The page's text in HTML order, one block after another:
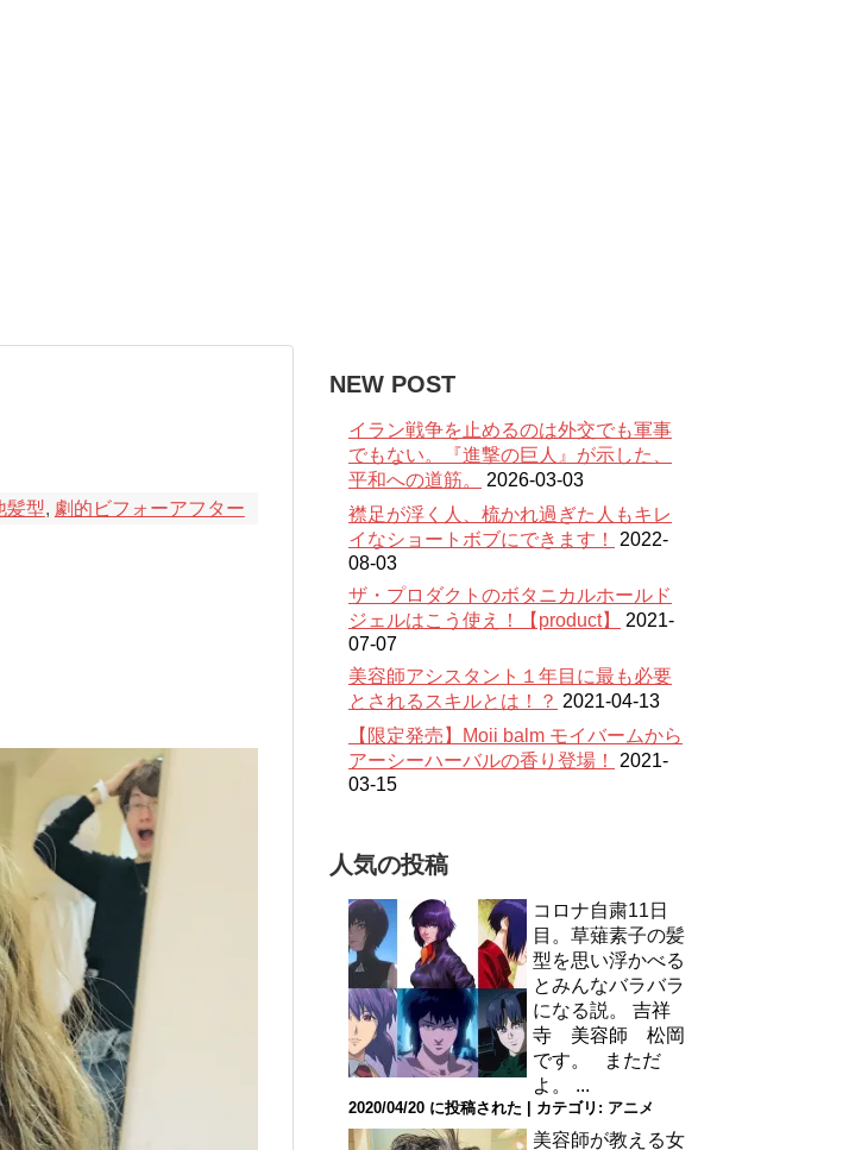
髪型, 劇的ビフォーアフター
NEW POST
イラン戦争を止めるのは外交でも軍事
でもない。『進撃の巨人』が示した、
平和への道筋。
2026-03-03
襟足が浮く人、梳かれ過ぎた人もキレ
イなショートボブにできます！
2022-
08-03
ザ・プロダクトのボタニカルホールド
ジェルはこう使え！【product】
2021-
07-07
美容師アシスタント１年目に最も必要
とされるスキルとは！？ 2021-04-13
【限定発売】Moii balm モイバームから
アーシーハーバルの香り登場！
2021-
03-15
人気の投稿
コロナ自粛11日
目。草薙素子の髪
型を思い浮かべる
とみんなバラバラ
になる説。
吉祥
寺 美容師 松岡
です。 まただ
よ。 ...
2020/04/20 に投稿された カテゴリ: アニメ
美容師が教える女